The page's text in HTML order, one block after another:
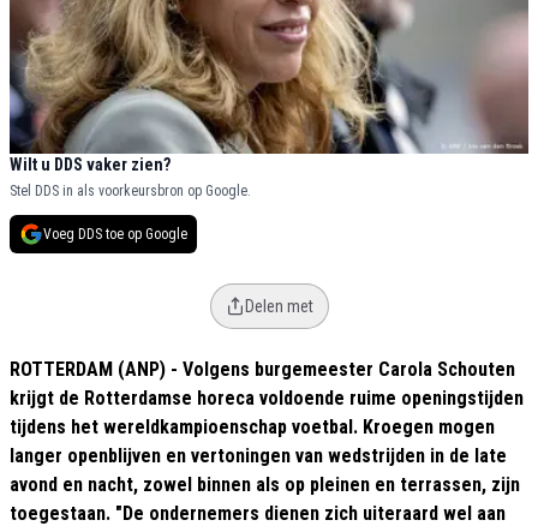
Wilt u DDS vaker zien?
Stel DDS in als voorkeursbron op Google.
Voeg DDS toe op Google
Delen met
ROTTERDAM (ANP) - Volgens burgemeester Carola Schouten
krijgt de Rotterdamse horeca voldoende ruime openingstijden
tijdens het wereldkampioenschap voetbal. Kroegen mogen
langer openblijven en vertoningen van wedstrijden in de late
avond en nacht, zowel binnen als op pleinen en terrassen, zijn
toegestaan. "De ondernemers dienen zich uiteraard wel aan